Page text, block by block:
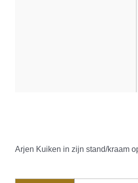
Arjen Kuiken in zijn stand/kraam